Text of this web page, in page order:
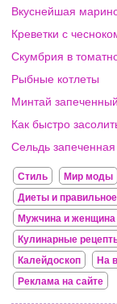
Вкуснейшая
Креветки с
Скумбрия в
Рыбные котлеты
Минтай
Как быстро
Сельдь
Стиль Мир моды
Диеты и
Мужчина и женщина
Кулинарные
Калейдоскоп
На
Реклама на сайте